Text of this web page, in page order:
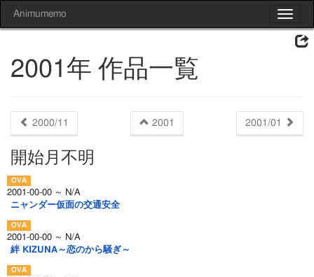
Toggle
Animumemo
2001年 作品一覧
2000/11 2001 2001/01
開始月不明
2001-00-00 ～ N/A
ニャンダー仮面の交通安全
2001-00-00 ～ N/A
絆 KIZUNA～恋のから騒ぎ～